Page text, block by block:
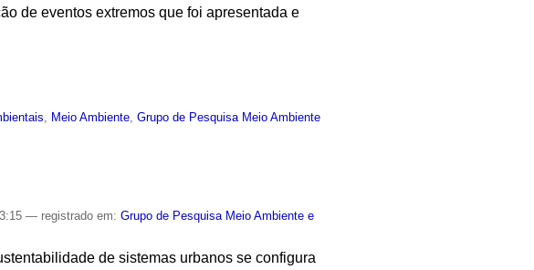
de eventos extremos que foi apresentada e
, Meio Ambiente,Grupo de Pesquisa Meio Ambiente
— registrado em:Grupo de Pesquisa Meio Ambiente e
de sistemas urbanos se configura